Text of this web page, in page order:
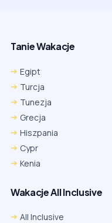
Tanie Wakacje
Egipt
Turcja
Tunezja
Grecja
Hiszpania
Cypr
Kenia
Wakacje All Inclusive
All Inclusive